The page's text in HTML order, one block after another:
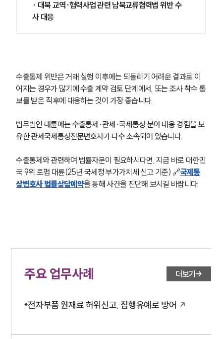
∙ 대북 교역·협력사업 관련 남북교류협력법 위반 수
사 대응
수출통제 위반은 거래 실행 이후에는 되돌리기 어려운 결과로 이
어지는 경우가 많기에 수출 계약 검토 단계에서, 또는 조사 착수 통
보를 받은 직후에 대응하는 것이 가장 좋습니다.
법무법인 대륜에는 수출통제·관세·국제통상 분야 대응 경험을 보
유한 관세국제통상전문변호사가 다수 소속되어 있습니다.
수출통제와 관련하여 법률자문이 필요하시다면, 지금 바로 대한민
국 9위 로펌 대륜(25년 국세청 부가가치세 신고 기준) 🔗국제통
상변호사 법률상담예약을 통해 사건을 진단해 보시길 바랍니다.
주요 업무사례 더보기
전자부품 원재료 허위신고, 집행유예로 방어